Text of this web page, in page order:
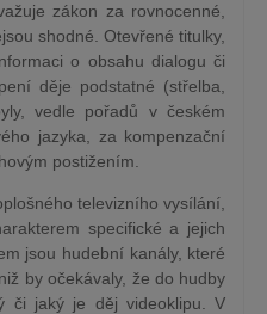
zákon za rovnocenné,
shodné. Otevřené titulky,
o obsahu dialogu či
děje podstatné (střelba,
vedle pořadů v českém
jazyka, za kompenzační
postižením.
televizního vysílání,
specifické a jejich
jsou hudební kanály, které
by očekávaly, že do hudby
či jaký je děj videoklipu. V